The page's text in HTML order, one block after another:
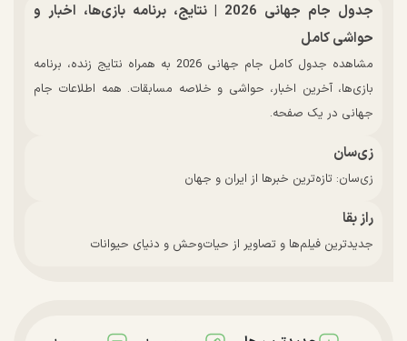
جدول جام جهانی 2026 | نتایج، برنامه بازی‌ها، اخبار و
حواشی کامل
مشاهده جدول کامل جام جهانی 2026 به همراه نتایج زنده، برنامه
بازی‌ها، آخرین اخبار، حواشی و خلاصه مسابقات. همه اطلاعات جام
جهانی در یک صفحه.
زی‌سان
زی‌سان: تازه‌ترین خبرها از ایران و جهان
راز بقا
جدیدترین فیلم‌ها و تصاویر از حیات‌وحش و دنیای حیوانات